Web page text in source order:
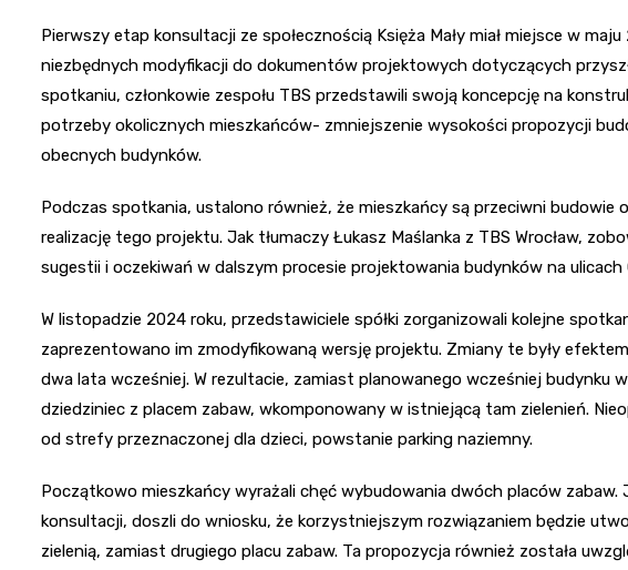
Pierwszy etap konsultacji ze społecznością Księża Mały miał miejsce w
niezbędnych modyfikacji do dokumentów projektowych dotyczących
spotkaniu, członkowie zespołu TBS przedstawili swoją koncepcję na
potrzeby okolicznych mieszkańców- zmniejszenie wysokości propozycji
obecnych budynków.
Podczas spotkania, ustalono również, że mieszkańcy są przeciwni budowie
realizację tego projektu. Jak tłumaczy Łukasz Maślanka z TBS Wrocław,
sugestii i oczekiwań w dalszym procesie projektowania budynków na ulicach
W listopadzie 2024 roku, przedstawiciele spółki zorganizowali kolejne
zaprezentowano im zmodyfikowaną wersję projektu. Zmiany te były
dwa lata wcześniej. W rezultacie, zamiast planowanego wcześniej budynku
dziedziniec z placem zabaw, wkomponowany w istniejącą tam zielenień.
od strefy przeznaczonej dla dzieci, powstanie parking naziemny.
Początkowo mieszkańcy wyrażali chęć wybudowania dwóch placów
konsultacji, doszli do wniosku, że korzystniejszym rozwiązaniem będzie
zielenią, zamiast drugiego placu zabaw. Ta propozycja również została